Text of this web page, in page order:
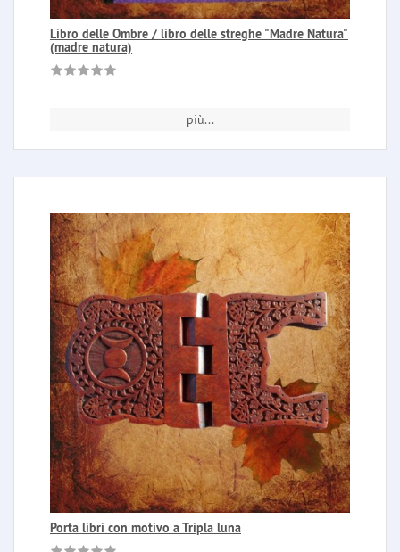
Libro delle Ombre / libro delle streghe "Madre Natura"
(madre natura)
più...
Porta libri con motivo a Tripla luna